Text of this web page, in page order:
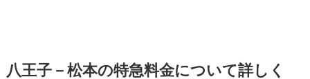
八王子－松本の特急料金について詳しく